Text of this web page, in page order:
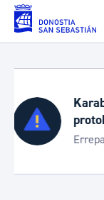
Eduki nagusira joan